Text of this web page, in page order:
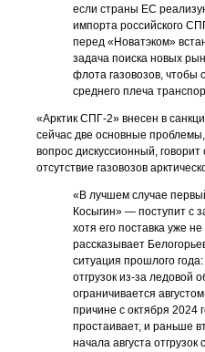
если страны ЕС
импорта российского
перед «Новатэком»
задача поиска новых
флота газовозов, чтобы
среднего плеча
«Арктик СПГ-2» внесен в
сейчас две основные
вопрос дискуссионный,
отсутствие газовозов
«В лучшем случае
Косыгин» — поступит с
хотя его поставка уже
рассказывает
ситуация прошлого
отгрузок из-за ледовой
ограничивается
причине с октября 2024
простаивает, и раньше
начала августа отгрузок